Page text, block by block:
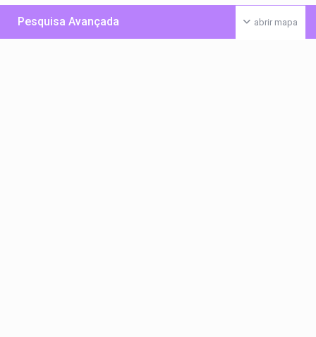
abrir mapa
Pesquisa Avançada